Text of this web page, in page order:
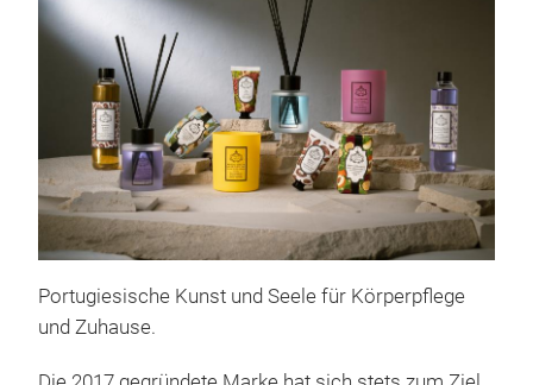
Portugiesische Kunst und Seele für Körperpflege
und Zuhause.